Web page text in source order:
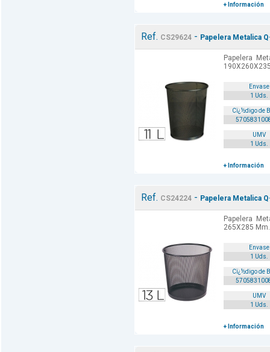
+ Información
Ref. CS29624- Papelera Metalica
Papelera
Envase
1 Uds.
Cï¿½digo de
UMV
1 Uds.
+ Información
Ref. CS24224- Papelera Metalica
Papelera
265X285
Envase
1 Uds.
Cï¿½digo de
UMV
1 Uds.
+ Información